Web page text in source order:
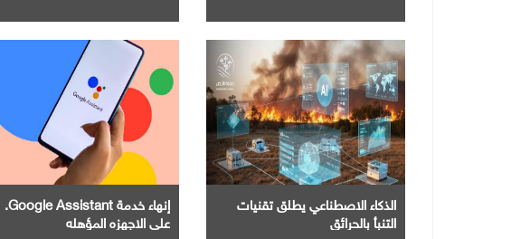
الذكاء الاصطناعي يطلق تقنيات
التنبأ بالحرائق
إنهاء خدمة Google Assistant.
علي الاجهزه المؤهله